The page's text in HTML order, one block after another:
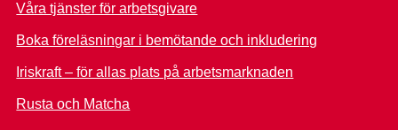
Våra tjänster för arbetsgivare
Boka föreläsningar i bemötande och inkludering
Iriskraft – för allas plats på arbetsmarknaden
Rusta och Matcha